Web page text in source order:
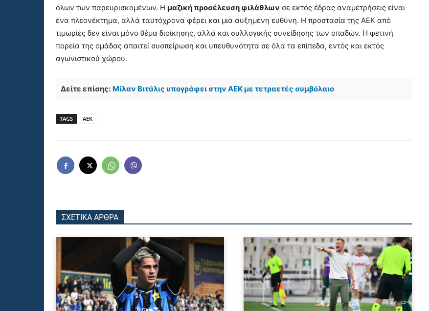
όλων των παρευρισκομένων. Η μαζική προσέλευση φιλάθλων σε εκτός έδρας αναμετρήσεις είναι
ένα πλεονέκτημα, αλλά ταυτόχρονα φέρει και μια αυξημένη ευθύνη. Η προστασία της ΑΕΚ από
τιμωρίες δεν είναι μόνο θέμα διοίκησης, αλλά και συλλογικής συνείδησης των οπαδών. Η φετινή
πορεία της ομάδας απαιτεί συσπείρωση και υπευθυνότητα σε όλα τα επίπεδα, εντός και εκτός
αγωνιστικού χώρου.
Δείτε επίσης: Μίλαν Βιτάλις υπογράφει στην ΑΕΚ με τετραετές συμβόλαιο
TAGS ΑΕΚ
ΣΧΕΤΙΚΑ ΑΡΘΡΑ